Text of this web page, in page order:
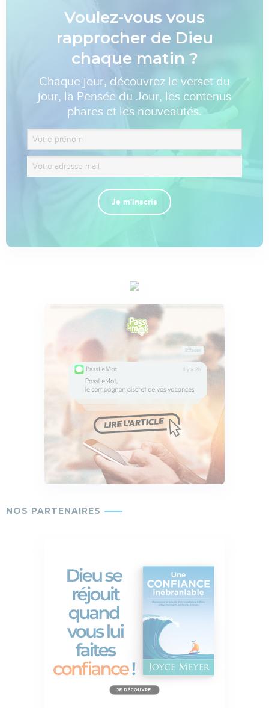
Voulez-vous vous
rapprocher de Dieu
chaque matin ?
Chaque jour, découvrez le verset du
jour, la Pensée du Jour, les contenus
phares et les nouveautés.
Je m'inscris